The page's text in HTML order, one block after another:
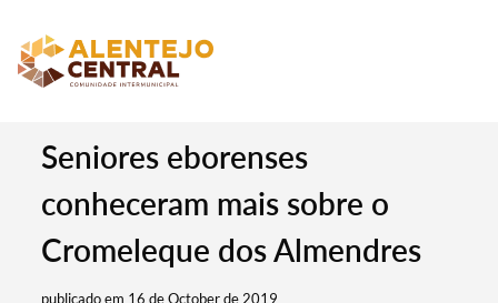
Seniores eborenses
conheceram mais sobre o
Cromeleque dos Almendres
publicado em 16 de October de 2019